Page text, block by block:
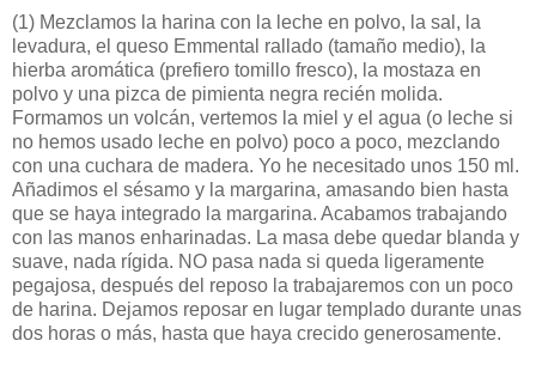
(1) Mezclamos la harina con la leche en polvo, la sal, la
levadura, el queso Emmental rallado (tamaño medio), la
hierba aromática (prefiero tomillo fresco), la mostaza en
polvo y una pizca de pimienta negra recién molida.
Formamos un volcán, vertemos la miel y el agua (o leche si
no hemos usado leche en polvo) poco a poco, mezclando
con una cuchara de madera. Yo he necesitado unos 150 ml.
Añadimos el sésamo y la margarina, amasando bien hasta
que se haya integrado la margarina. Acabamos trabajando
con las manos enharinadas. La masa debe quedar blanda y
suave, nada rígida. NO pasa nada si queda ligeramente
pegajosa, después del reposo la trabajaremos con un poco
de harina. Dejamos reposar en lugar templado durante unas
dos horas o más, hasta que haya crecido generosamente.